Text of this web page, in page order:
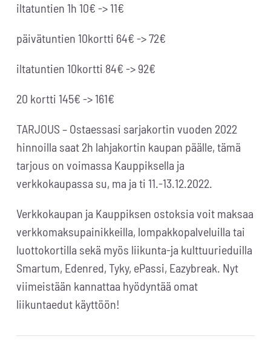
iltatuntien 1h 10€ -> 11€
päivätuntien 10kortti 64€ -> 72€
iltatuntien 10kortti 84€ -> 92€
20 kortti 145€ -> 161€
TARJOUS – Ostaessasi sarjakortin vuoden 2022
hinnoilla saat 2h lahjakortin kaupan päälle, tämä
tarjous on voimassa Kauppiksella ja
verkkokaupassa su, ma ja ti 11.-13.12.2022.
Verkkokaupan ja Kauppiksen ostoksia voit maksaa
verkkomaksupainikkeilla, lompakkopalveluilla tai
luottokortilla sekä myös liikunta-ja kulttuurieduilla
Smartum, Edenred, Tyky, ePassi, Eazybreak. Nyt
viimeistään kannattaa hyödyntää omat
liikuntaedut käyttöön!